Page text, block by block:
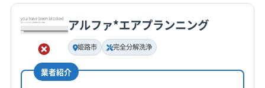
(岡山県) 笠岡市
(岡山県) 久米郡久米南町
(岡山県) 久米郡美咲町
(岡山県) 玉野市
(岡山県) 高梁市
(岡山県) 勝田郡勝央町
(岡山県) 勝田郡奈義町
(岡山県) 小田郡矢掛町
(岡山県) 新見市
(岡山県) 真庭郡新庄村
(岡山県) 真庭市
(岡山県) 瀬戸内市
公式HP
公式サイトを見る
基本情報
谷口浩美
所在地
アルファ*エアプランニング
姫路市 完全分解洗浄
業者紹介